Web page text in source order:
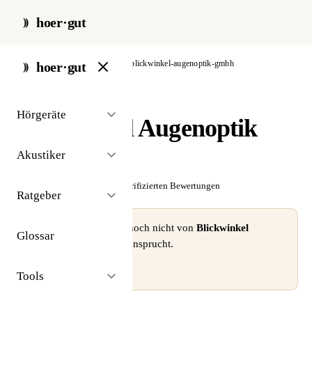
hoer·gut
hoer·gut
Hörgeräte
Akustiker
Ratgeber
Glossar
Tools
start / akustiker / aachen blickwinkel-augenoptik-gmbh
Blickwinkel Augenoptik
GmbH
Noch keine verifizierten Bewertungen
⚠ Dieses Profil wurde noch nicht von Blickwinkel
beansprucht.